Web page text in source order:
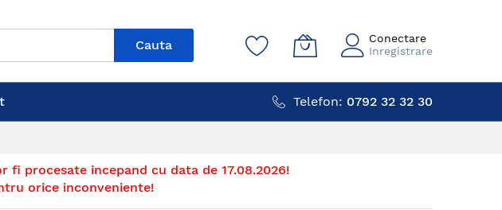
Cauta
Conectare
Inregistrare
Telefon: 0792 32 32 30
fi procesate incepand cu data de 17.08.2026!
orice inconveniente!